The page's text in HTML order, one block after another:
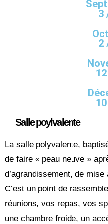
3
2
Salle poylvalente
La salle polyvalente,
de faire « peau neuve »
d’agrandissement, de
C’est un point de
réunions, vos repas, vos
une chambre froide, un